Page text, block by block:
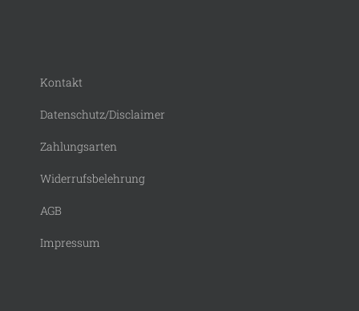
Kontakt
Datenschutz/Disclaimer
Zahlungsarten
Widerrufsbelehrung
AGB
Impressum